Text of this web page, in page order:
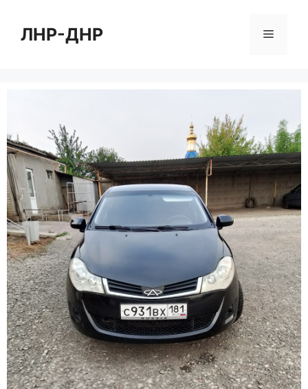
содержимому
ЛНР-ДНР Меню